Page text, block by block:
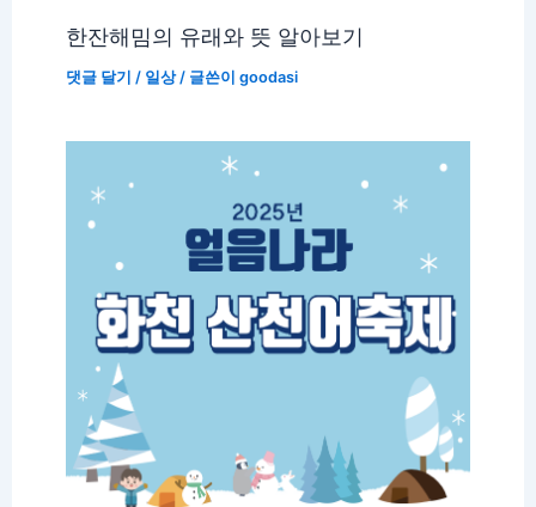
한잔해밈의 유래와 뜻 알아보기
댓글 달기 / 일상/ 글쓴이goodasi